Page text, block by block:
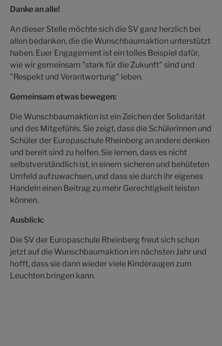
Danke an alle!
An dieser Stelle möchte sich die SV ganz herzlich bei
allen bedanken, die die Wunschbaumaktion unterstützt
haben. Euer Engagement ist ein tolles Beispiel dafür,
wie wir gemeinsam "stark für die Zukunft" sind und
"Respekt und Verantwortung" leben.
Gemeinsam etwas bewegen:
Die Wunschbaumaktion ist ein Zeichen der Solidarität
und des Mitgefühls. Sie zeigt, dass die Schülerinnen und
Schüler der Europaschule Rheinberg an andere denken
und bereit sind zu helfen. Sie lernen, dass es nicht
selbstverständlich ist, in einem sicheren und behüteten
Umfeld aufzuwachsen, und dass sie durch ihr eigenes
Handeln einen Beitrag zu mehr Gerechtigkeit leisten
können.
Ausblick:
Die SV der Europaschule Rheinberg freut sich schon
jetzt auf die Wunschbaumaktion im nächsten Jahr und
hofft, dass sie dann wieder viele Kinderaugen zum
Leuchten bringen kann.